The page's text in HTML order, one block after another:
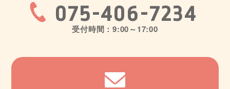
075-406-7234
受付時間：9:00～17:00